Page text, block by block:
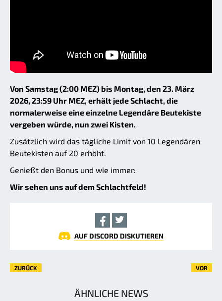
Von Samstag (2:00 MEZ) bis Montag, den 23. März
2026, 23:59 Uhr MEZ, erhält jede Schlacht, die
normalerweise eine einzelne Legendäre Beutekiste
vergeben würde, nun zwei Kisten.
Zusätzlich wird das tägliche Limit von 10 Legendären
Beutekisten auf 20 erhöht.
Genießt den Bonus und wie immer:
Wir sehen uns auf dem Schlachtfeld!
AUF DISCORD DISKUTIEREN
ZURÜCK VOR
ÄHNLICHE NEWS